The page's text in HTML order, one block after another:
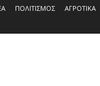
ΠΟΛΙΤΙΣΜΟΣ ΑΓΡΟΤΙΚΑ